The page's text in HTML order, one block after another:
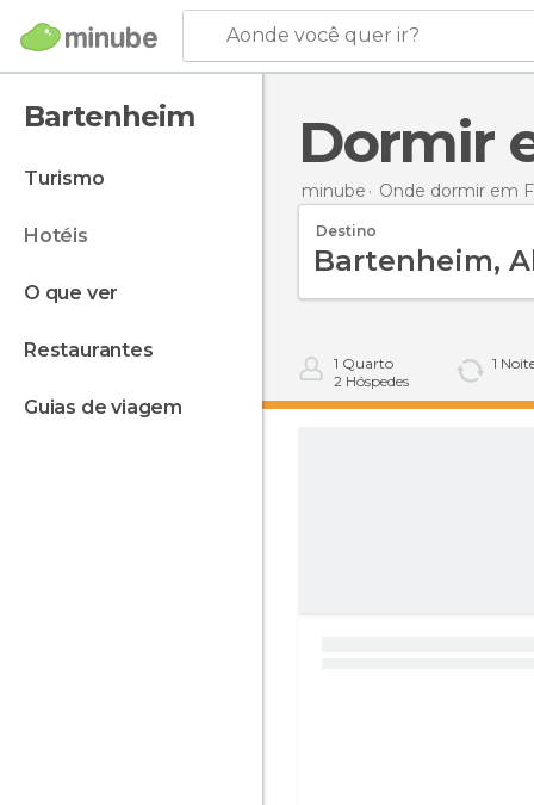
Aonde você quer ir?
Bartenheim
turismo
hotéis
o que ver
restaurantes
guias de viagem
minube Onde dormir em
Destino
1 Quarto
2 Hóspedes
1